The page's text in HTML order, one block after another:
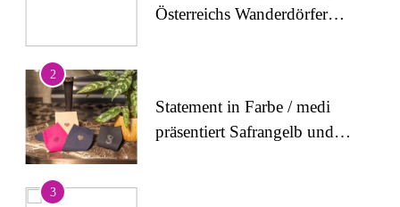
Österreichs Wanderdörfer
2
Statement in Farbe / medi
präsentiert Safrangelb und
3